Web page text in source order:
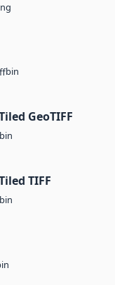
bin
GeoTIFF
bin
TIFF
bin